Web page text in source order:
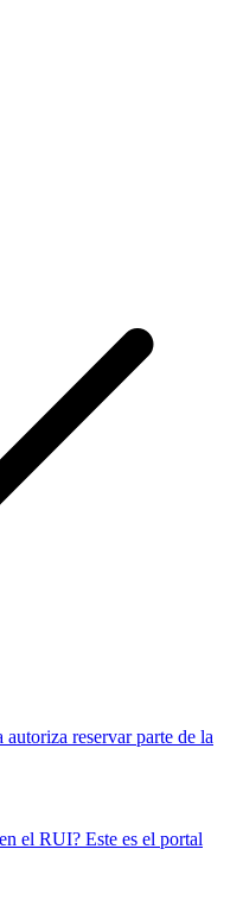
reservar parte de la
el RUI? Este es el portal